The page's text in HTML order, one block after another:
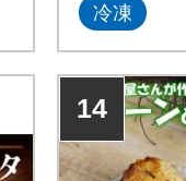
冷凍
14